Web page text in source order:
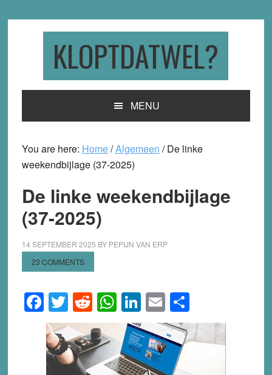
KLOPTDATWEL?
MENU
You are here: Home/Algemeen /De linke
weekendbijlage (37-2025)
De linke weekendbijlage
(37-2025)
14 SEPTEMBER 2025 BY PEPIJN VAN ERP
23 COMMENTS
Facebook
Twitter
Reddit
WhatsApp
LinkedIn
EmailShare